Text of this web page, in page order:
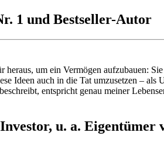
1 und Bestseller-Autor
um ein Vermögen aufzubauen:
Ideen auch in die Tat umzusetzen –
entspricht genau meiner
u. a.